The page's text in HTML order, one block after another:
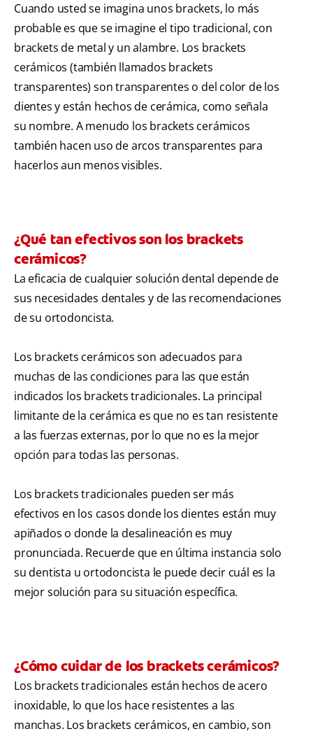
Cuando usted se imagina unos brackets, lo más
probable es que se imagine el tipo tradicional, con
brackets de metal y un alambre. Los brackets
cerámicos (también llamados brackets
transparentes) son transparentes o del color de los
dientes y están hechos de cerámica, como señala
su nombre. A menudo los brackets cerámicos
también hacen uso de arcos transparentes para
hacerlos aun menos visibles.
¿Qué tan efectivos son los brackets
cerámicos?
La eficacia de cualquier solución dental depende de
sus necesidades dentales y de las recomendaciones
de su ortodoncista.
Los brackets cerámicos son adecuados para
muchas de las condiciones para las que están
indicados los brackets tradicionales. La principal
limitante de la cerámica es que no es tan resistente
a las fuerzas externas, por lo que no es la mejor
opción para todas las personas.
Los brackets tradicionales pueden ser más
efectivos en los casos donde los dientes están muy
apiñados o donde la desalineación es muy
pronunciada. Recuerde que en última instancia solo
su dentista u ortodoncista le puede decir cuál es la
mejor solución para su situación específica.
¿Cómo cuidar de los brackets cerámicos?
Los brackets tradicionales están hechos de acero
inoxidable, lo que los hace resistentes a las
manchas. Los brackets cerámicos, en cambio, son